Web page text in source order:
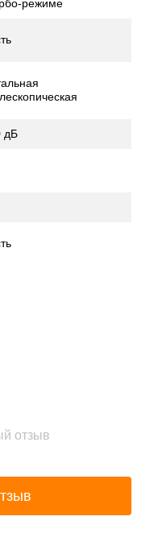
режиме
дБ
отзыв